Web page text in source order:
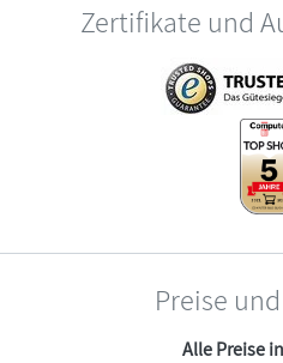
Zertifikate und
Preise
Alle Preise